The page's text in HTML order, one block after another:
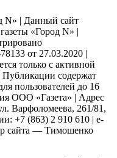
N» | Данный сайт
«Город N» |
от 27.03.2020 |
только с активной
содержат
пользователей до 16
ООО «Газета» | Адрес
Варфоломеева, 261/81,
+7 (863) 2 910 610 | e-
сайта — Тимошенко